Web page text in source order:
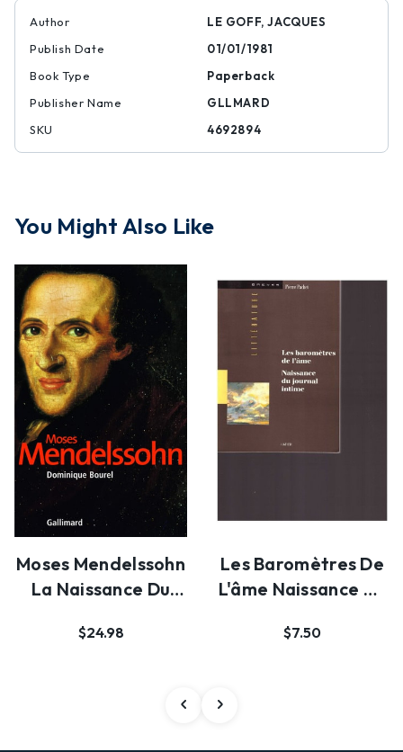
Author
LE GOFF, JACQUES
Publish Date
01/01/1981
Book Type
Paperback
Publisher Name
GLLMARD
SKU
4692894
You Might Also Like
Moses Mendelssohn
La Naissance Du
$24.98
Les Baromètres De
L'âme Naissance Du
$7.50